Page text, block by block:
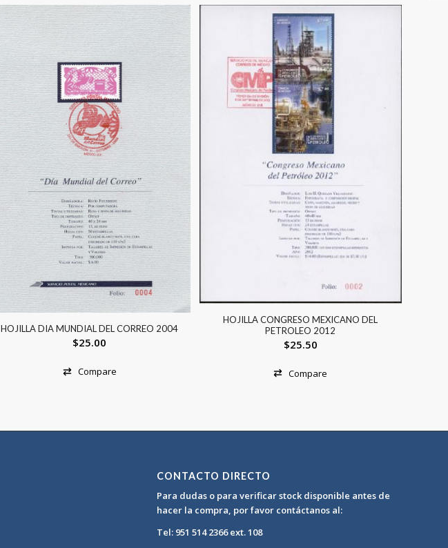
HOJILLA DIA MUNDIAL DEL CORREO 2004
$25.00
Compare
HOJILLA CONGRESO MEXICANO DEL
PETROLEO 2012
$25.50
Compare
CONTACTO DIRECTO
Para dudas o para verificar stock disponible antes de
hacer la compra, por favor contáctanos al:
Tel: 951 514 2366 ext. 108